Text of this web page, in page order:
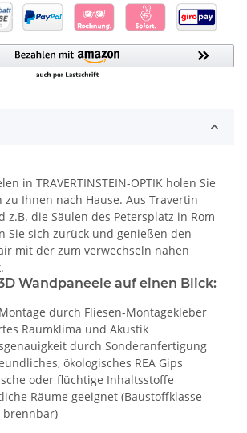
in TRAVERTINSTEIN-OPTIK holen Sie
zu Ihnen nach Hause. Aus Travertin
z.B. die Säulen des Petersplatz in Rom
Sie sich zurück und genießen den
mit der zum verwechseln nahen
Wandpaneele auf einen Blick:
durch Fliesen-Montagekleber
Raumklima und Akustik
durch Sonderanfertigung
ökologisches REA Gips
oder flüchtige Inhaltsstoffe
Räume geeignet (Baustoffklasse
brennbar)